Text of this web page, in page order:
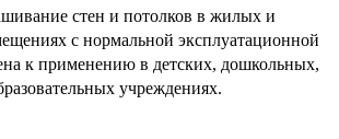
стен и потолков в жилых и
с нормальной эксплуатационной
к применению в детских, дошкольных,
учреждениях.